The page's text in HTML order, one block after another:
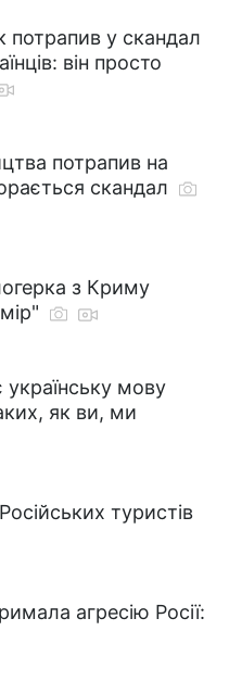
потрапив у скандал
він просто
потрапив на
скандал
з Криму
мову
як ви, ми
туристів
агресію Росії: